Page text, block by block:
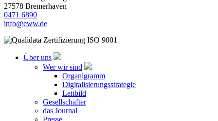
27578 Bremerhaven
0471 6890
info@eww.de
Über uns
Wer wir sind
Organigramm
Digitalisierungsstrategie
Leitbild
Gesellschafter
das Journal